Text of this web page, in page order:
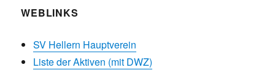
WEBLINKS
SV Hellern Hauptverein
Liste der Aktiven (mit DWZ)